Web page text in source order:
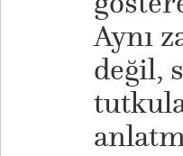
Aynı
değil,